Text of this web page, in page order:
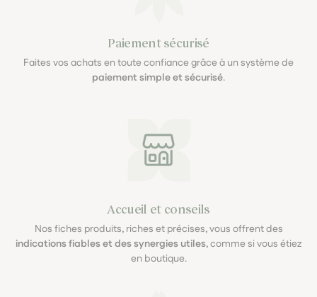
Paiement sécurisé
Faites vos achats en toute confiance grâce à un système de
paiement simple et sécurisé.
Accueil et conseils
Nos fiches produits, riches et précises, vous offrent des
indications fiables et des synergies utiles, comme si vous étiez
en boutique.